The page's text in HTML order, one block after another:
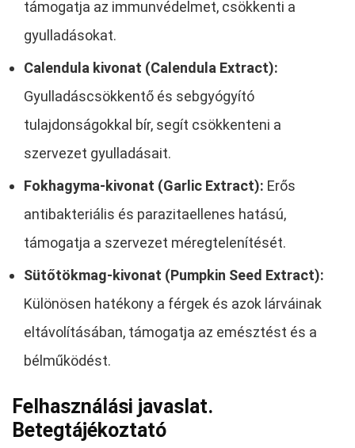
támogatja az immunvédelmet, csökkenti a
gyulladásokat.
Calendula kivonat (Calendula Extract):
Gyulladáscsökkentő és sebgyógyító
tulajdonságokkal bír, segít csökkenteni a
szervezet gyulladásait.
Fokhagyma-kivonat (Garlic Extract): Erős
antibakteriális és parazitaellenes hatású,
támogatja a szervezet méregtelenítését.
Sütőtökmag-kivonat (Pumpkin Seed Extract):
Különösen hatékony a férgek és azok lárváinak
eltávolításában, támogatja az emésztést és a
bélműködést.
Felhasználási javaslat.
Betegtájékoztató